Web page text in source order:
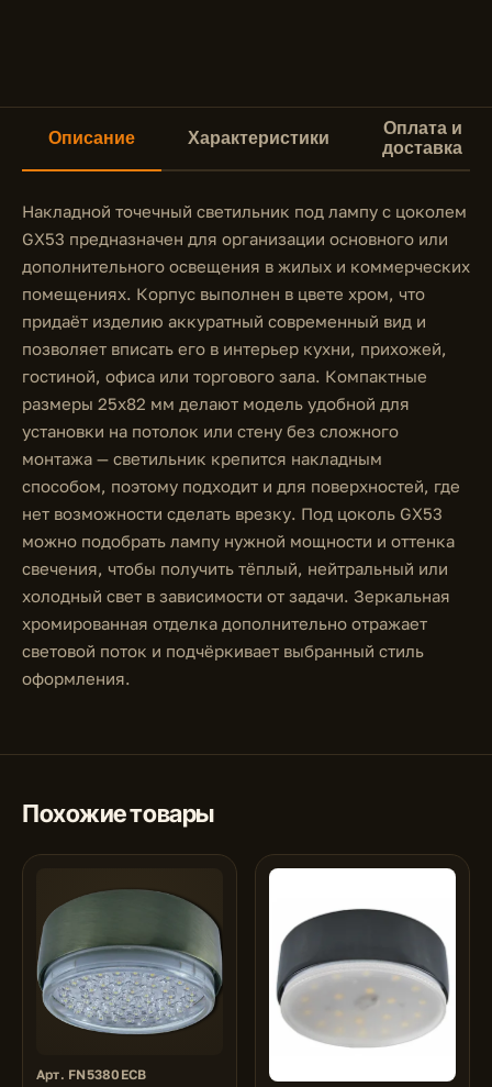
Описание Характеристики
Оплата и
доставка
Накладной точечный светильник под лампу с цоколем
GX53 предназначен для организации основного или
дополнительного освещения в жилых и коммерческих
помещениях. Корпус выполнен в цвете хром, что
придаёт изделию аккуратный современный вид и
позволяет вписать его в интерьер кухни, прихожей,
гостиной, офиса или торгового зала. Компактные
размеры 25x82 мм делают модель удобной для
установки на потолок или стену без сложного
монтажа — светильник крепится накладным
способом, поэтому подходит и для поверхностей, где
нет возможности сделать врезку. Под цоколь GX53
можно подобрать лампу нужной мощности и оттенка
свечения, чтобы получить тёплый, нейтральный или
холодный свет в зависимости от задачи. Зеркальная
хромированная отделка дополнительно отражает
световой поток и подчёркивает выбранный стиль
оформления.
Похожие товары
Арт. FN5380ECB